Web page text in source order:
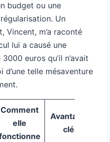
budget ou une
Un
Vincent, m’a raconté
lui a causé une
euros qu’il n’avait
telle mésaventure
Comment
elle
Avantages
clés